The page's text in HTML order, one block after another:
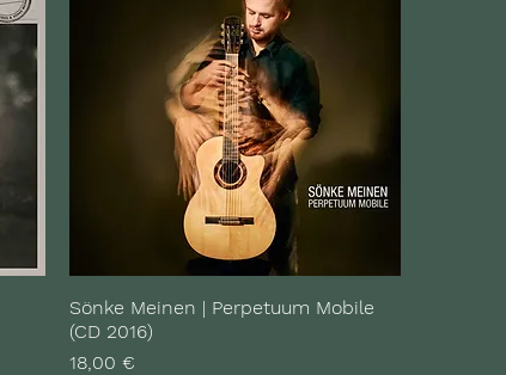
Sönke Meinen | Perpetuum Mobile
(CD 2016)
Preis
18,00 €